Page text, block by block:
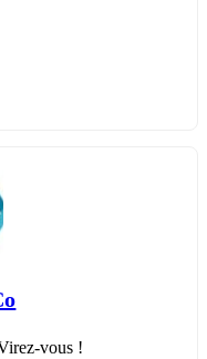
vous !